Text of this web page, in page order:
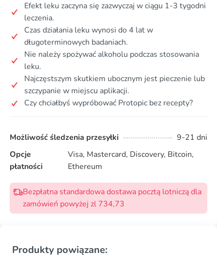
Efekt leku zaczyna się zazwyczaj w ciągu 1-3 tygodni
leczenia.
Czas działania leku wynosi do 4 lat w
długoterminowych badaniach.
Nie należy spożywać alkoholu podczas stosowania
leku.
Najczęstszym skutkiem ubocznym jest pieczenie lub
szczypanie w miejscu aplikacji.
Czy chciałbyś wypróbować Protopic bez recepty?
Możliwość śledzenia przesyłki
9-21 dni
Opcje
płatności
Visa, Mastercard, Discovery, Bitcoin,
Ethereum
Bezpłatna standardowa dostawa pocztą lotniczą dla
zamówień powyżej zl 734,73
Produkty powiązane: